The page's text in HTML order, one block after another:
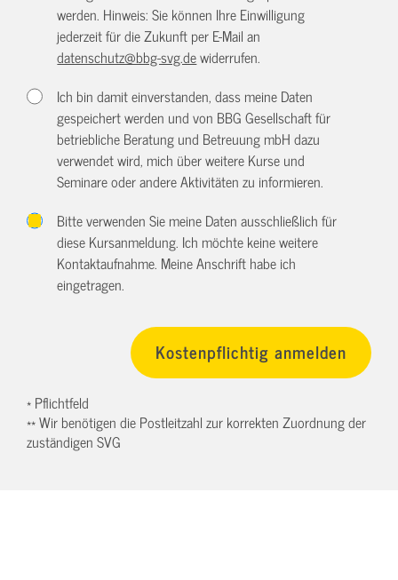
werden. Hinweis: Sie können Ihre Einwilligung
jederzeit für die Zukunft per E-Mail an
datenschutz@bbg-svg.dewiderrufen.
Ich bin damit einverstanden, dass meine Daten
gespeichert werden und von BBG Gesellschaft für
betriebliche Beratung und Betreuung mbH dazu
verwendet wird, mich über weitere Kurse und
Seminare oder andere Aktivitäten zu informieren.
Bitte verwenden Sie meine Daten ausschließlich für
diese Kursanmeldung. Ich möchte keine weitere
Kontaktaufnahme. Meine Anschrift habe ich
eingetragen.
* Pflichtfeld
** Wir benötigen die Postleitzahl zur korrekten Zuordnung der
zuständigen SVG